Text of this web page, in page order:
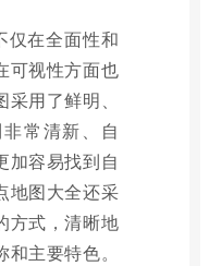
仅在全面性和
可视性方面也
用了鲜明、
常清新、自
加容易找到自
地图大全还采
方式，清晰地
主要特色。